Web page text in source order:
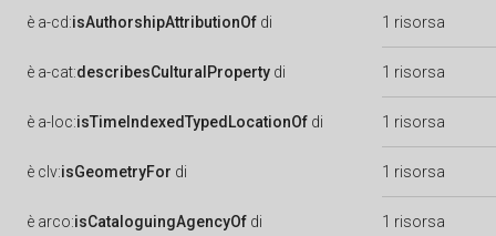
è a-cd:isAuthorshipAttributionOf di 1 risorsa
è a-cat:describesCulturalProperty di 1 risorsa
è a-loc:isTimeIndexedTypedLocationOf di 1 risorsa
è clv:isGeometryFor di 1 risorsa
è arco:isCataloguingAgencyOf di 1 risorsa